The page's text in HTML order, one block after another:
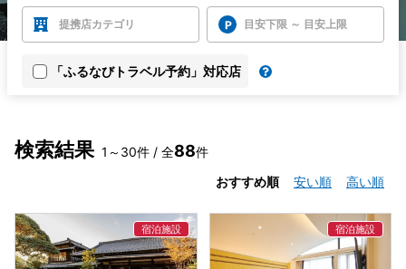
提携店カテゴリ 目安下限 ～ 目安上限
「ふるなびトラベル予約」対応店
検索結果 1～30件 / 全88件
おすすめ順
安い順 高い順